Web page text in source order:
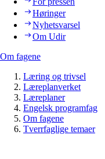
Høringer
Nyhetsvarsel
Om Udir
Om fagene
Læring og trivsel
Læreplanverket
Læreplaner
Engelsk programfag
Om fagene
Tverrfaglige temaer